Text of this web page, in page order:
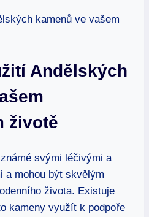
Andělských
životě
svými léčivými a
a mohou být skvělým
života. Existuje
kameny využít k podpoře